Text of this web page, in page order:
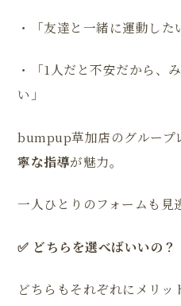
・「友達と一緒に運動した
・「1人だと不安だから、
い」
bumpup草加店のグループ
寧な指導が魅力。
一人ひとりのフォームも見
✅ どちらを選べばいいの？
どちらもそれぞれにメリッ